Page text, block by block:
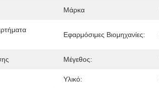
Μάρκα
Εφαρμόσιμες Βιομηχανίες:
Μέγεθος:
Υλικό: